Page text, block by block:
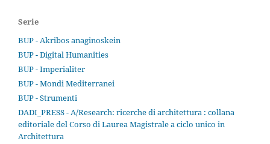
Serie
BUP - Akribos anaginoskein
BUP - Digital Humanities
BUP - Imperialiter
BUP - Mondi Mediterranei
BUP - Strumenti
DADI_PRESS - A/Research: ricerche di architettura : collana
editoriale del Corso di Laurea Magistrale a ciclo unico in
Architettura